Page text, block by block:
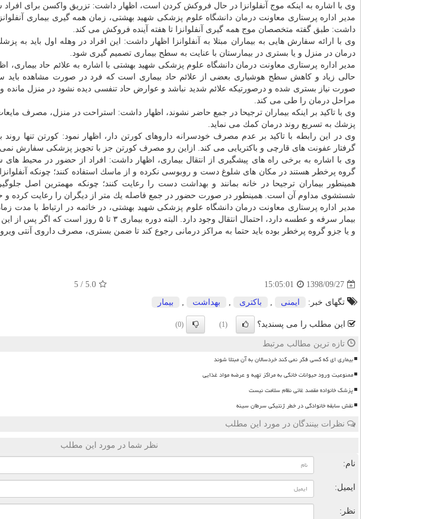
وی با اشاره به اینكه موج آنفلوانزا در حال فروكش كردن است، اظهار داشت: تزریق واكسن برای افراد
مدیر اداره پرستاری معاونت درمان دانشگاه
داشت: طبق گفته متخصصان موج همه گیری آنفلوانزا تا هفته آینده فروكش می كند.
وی با ارائه سفارش هایی به بیماران مبتلا به آنفلوانزا اظهار داشت: این افراد در وهله اول باید به
درمان در منزل و یا بستری در بیمارستان با عنایت به سطح بیماری تصمیم گیری شود.
مدیر اداره پرستاری معاونت درمان دانشگاه علوم پزشكی شهید بهشتی با اشاره به علائم حاد
حالی زیاد و كاهش سطح هوشیاری بعضی از علائم حاد بیماری است كه فرد در صورت مشاهده باید
صورت نیاز بستری شده و درصورتیكه علائم شدید نباشد و عوارض حاد تنفسی دیده نشود در منزل مانده
مراحل درمان را طی می كند.
وی با تاكید بر اینكه بیماران ترجیحا در جمع حاضر نشوند، اظهار داشت: استراحت در منزل، مصرف
پزشك به تسریع روند درمان كمك می نماید.
وی در این رابطه با تاكید بر عدم مصرف خودسرانه داروهای كورتن دار، اظهار نمود: كورتن تنها روند
گرفتار عفونت های قارچی و باكتریایی می كند. ازاین رو مصرف كورتن جز با تجویز پزشكی سفارش نمی
وی با اشاره به برخی راه های پیشگیری از انتقال بیماری، اظهار داشت: افراد از حضور در محیط
گروه پرخطر هستند در مكان های شلوغ دست و روبوسی نكرده و از ماسك استفاده كنند؛ چونكه
همینطور بیماران ترجیحا در خانه بمانند و بهداشت دست را رعایت كنند؛ چونكه مهمترین اصل
شستشوی مداوم آن است. همینطور در صورت حضور در جمع فاصله یك متر از دیگران را رعایت كرده و
مدیر اداره پرستاری معاونت درمان دانشگاه علوم پزشكی شهید بهشتی، در خاتمه در ارتباط با مدت
بیمار سرفه و عطسه دارد، احتمال انتقال وجود دارد.
و یا جزو گروه پرخطر بوده باید حتما به مراكز درمانی رجوع كند تا ضمن بستری، مصرف داروی آنتی
1398/09/27
15:05:01
5.0
/
5
تگهای خبر: ایمنی , باكتری , بهداشت , بیمار
این مطلب را می پسندید؟ (1)
(0)
تازه ترین مطالب مرتبط
بیماری ای که کسی فکر نمی کند خردسالان به آن مبتلا شوند
ممنوعیت ورود حیوانات خانگی به مراکز تهیه و عرضه مواد غذایی
پزشک خانواده مقصد غائی نظام سلامت نیست
نقش سابقه خانوادگی در خطر ژنتیکی سرطان سینه
نظرات بینندگان در مورد این مطلب
نظر شما در مورد این مطلب
نام:
ایمیل:
نظر: